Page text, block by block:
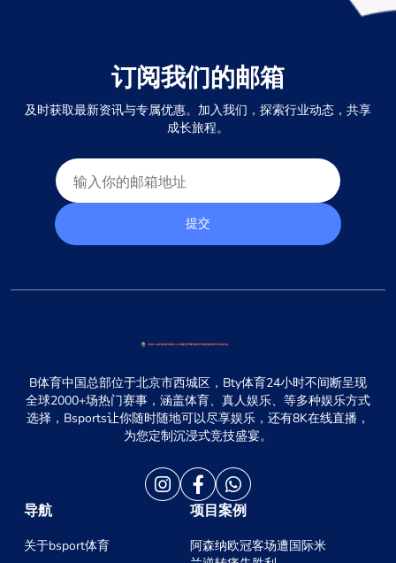
订阅我们的邮箱
及时获取最新资讯与专属优惠。加入我们，探索行业动态，共享
成长旅程。
提交
B体育中国总部位于北京市西城区，Bty体育24小时不间断呈现
全球2000+场热门赛事，涵盖体育、真人娱乐、等多种娱乐方式
选择，Bsports让你随时随地可以尽享娱乐，还有8K在线直播，
为您定制沉浸式竞技盛宴。
导航
关于bsport体育
项目案例
阿森纳欧冠客场遭国际米